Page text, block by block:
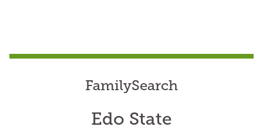
FamilySearch
Edo State